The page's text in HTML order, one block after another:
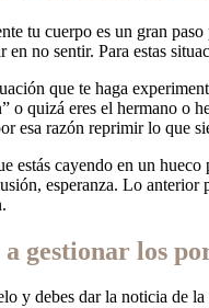
tu cuerpo es un gran
en no sentir. Para estas
que te haga
o quizá eres el hermano o
esa razón reprimir lo que
estás cayendo en un
esperanza. Lo anterior
gestionar los
y debes dar la noticia de